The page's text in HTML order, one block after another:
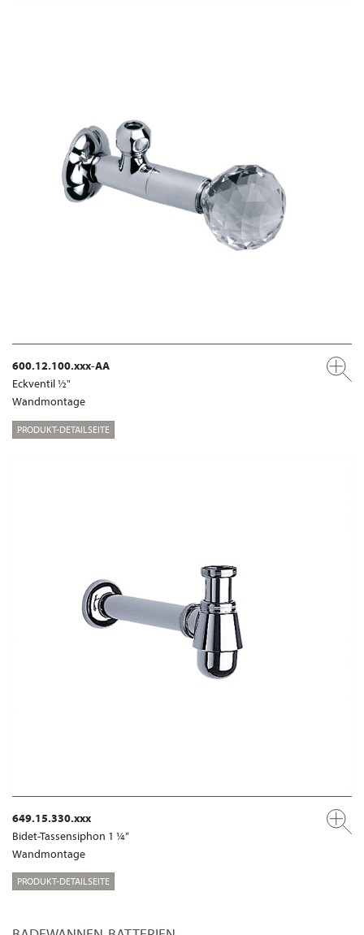
600.12.100.xxx-AA
Eckventil ½"
Wandmontage
PRODUKT-DETAILSEITE
649.15.330.xxx
Bidet-Tassensiphon 1 ¼“
Wandmontage
PRODUKT-DETAILSEITE